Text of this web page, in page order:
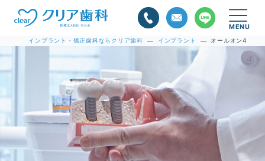
インプラント・矯正歯科ならクリア歯科 — インプラント — オールオン4